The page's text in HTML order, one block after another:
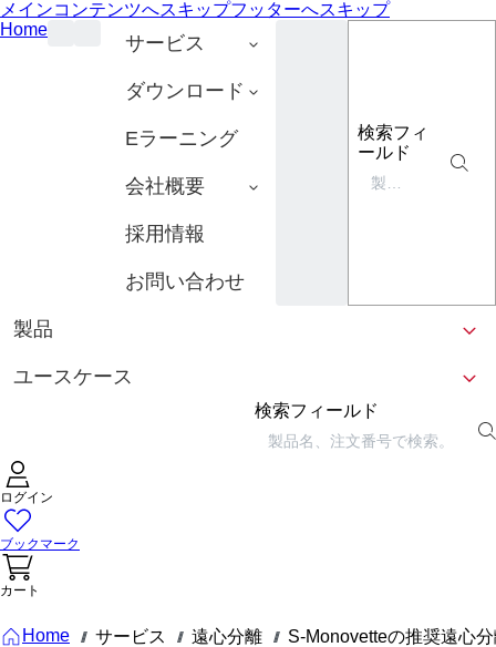
メインコンテンツへスキップフッターへスキップ
Home
サービス
ダウンロード
Eラーニング
会社概要
採用情報
お問い合わせ
検索フィ
ールド
製品
ユースケース
検索フィールド
ログイン
ブックマーク
カート
Home /// サービス /// 遠心分離 /// S-Monovetteの推奨遠心